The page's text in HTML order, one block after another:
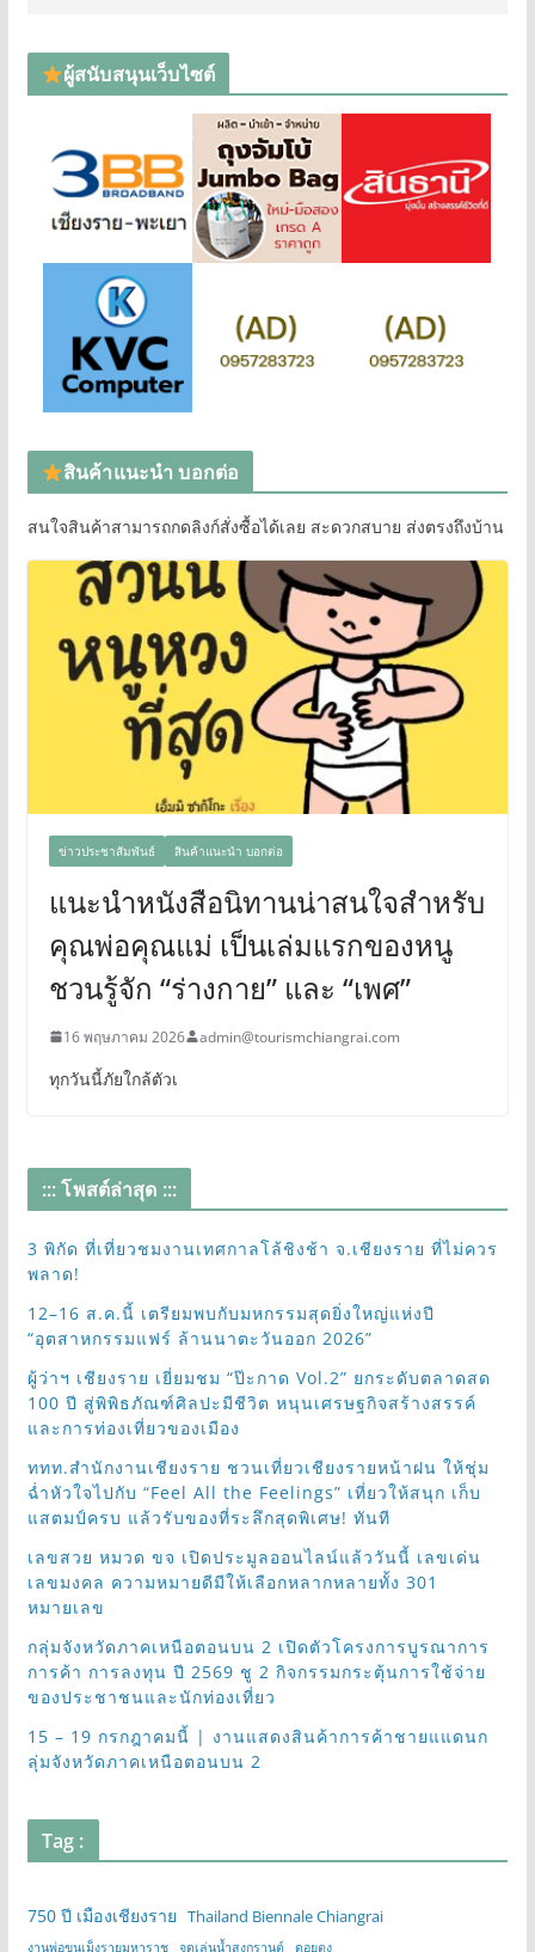
ผู้สนับสนุนเว็บไซต์
สินค้าแนะนำ บอกต่อ
สนใจสินค้าสามารถกดลิงก์สั่งซื้อได้เลย สะดวกสบาย ส่งตรงถึงบ้าน
ข่าวประชาสัมพันธ์ สินค้าแนะนำ บอกต่อ
แนะนำหนังสือนิทานน่าสนใจสำหรับ
คุณพ่อคุณแม่ เป็นเล่มแรกของหนู
ชวนรู้จัก “ร่างกาย” และ “เพศ”
16 พฤษภาคม 2026 admin@tourismchiangrai.com
ทุกวันนี้ภัยใกล้ตัวเ
::: โพสต์ล่าสุด :::
3 พิกัด ที่เที่ยวชมงานเทศกาลโล้ชิงช้า จ.เชียงราย ที่ไม่ควร
พลาด!
12–16 ส.ค.นี้ เตรียมพบกับมหกรรมสุดยิ่งใหญ่แห่งปี
“อุตสาหกรรมแฟร์ ล้านนาตะวันออก 2026”
ผู้ว่าฯ เชียงราย เยี่ยมชม “ป๊ะกาด Vol.2” ยกระดับตลาดสด
100 ปี สู่พิพิธภัณฑ์ศิลปะมีชีวิต หนุนเศรษฐกิจสร้างสรรค์
และการท่องเที่ยวของเมือง
ททท.สำนักงานเชียงราย ชวนเที่ยวเชียงรายหน้าฝน ให้ชุ่ม
ฉ่ำหัวใจไปกับ “Feel All the Feelings” เที่ยวให้สนุก เก็บ
แสตมป์ครบ แล้วรับของที่ระลึกสุดพิเศษ! ทันที
เลขสวย หมวด ขจ เปิดประมูลออนไลน์แล้ววันนี้ เลขเด่น
เลขมงคล ความหมายดีมีให้เลือกหลากหลายทั้ง 301
หมายเลข
กลุ่มจังหวัดภาคเหนือตอนบน 2 เปิดตัวโครงการบูรณาการ
การค้า การลงทุน ปี 2569 ชู 2 กิจกรรมกระตุ้นการใช้จ่าย
ของประชาชนและนักท่องเที่ยว
15 – 19 กรกฎาคมนี้ | งานแสดงสินค้าการค้าชายแแดนก
ลุ่มจังหวัดภาคเหนือตอนบน 2
Tag :
750 ปี เมืองเชียงราย Thailand Biennale Chiangrai
งานพ่อขุนเม็งรายมหาราช จุดเล่นน้ำสงกรานต์ ดอยตุง